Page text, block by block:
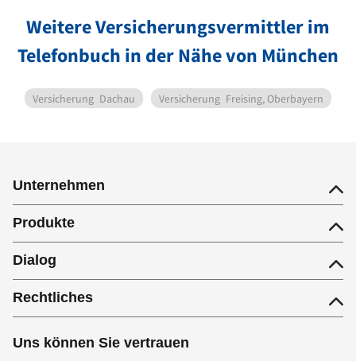
Weitere Versicherungsvermittler im
Telefonbuch in der Nähe von München
Versicherung Dachau Versicherung Freising, Oberbayern
Unternehmen
Produkte
Dialog
Rechtliches
Uns können Sie vertrauen